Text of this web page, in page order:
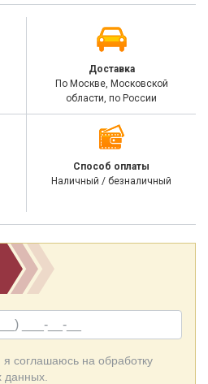
Доставка
По Москве, Московской
области, по России
Способ оплаты
Наличный / безналичный
соглашаюсь на обработку
данных.